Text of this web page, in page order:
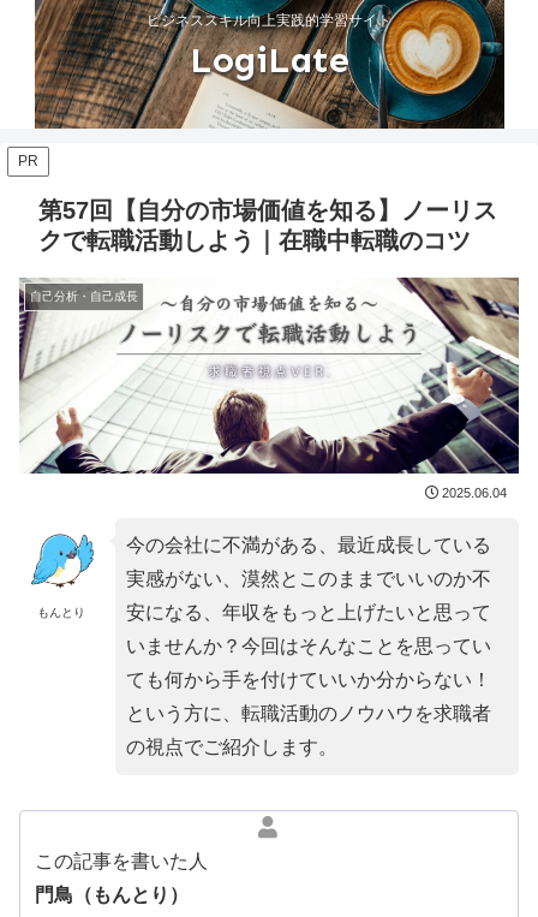
ビジネススキル向上実践的学習サイト
LogiLate
PR
第57回【自分の市場価値を知る】ノーリス
クで転職活動しよう｜在職中転職のコツ
自己分析・自己成長
2025.06.04
もんとり
今の会社に不満がある、最近成長している
実感がない、漠然とこのままでいいのか不
安になる、年収をもっと上げたいと思って
いませんか？今回はそんなことを思ってい
ても何から手を付けていいか分からない！
という方に、転職活動のノウハウを求職者
の視点でご紹介します。
この記事を書いた人
門鳥（もんとり）